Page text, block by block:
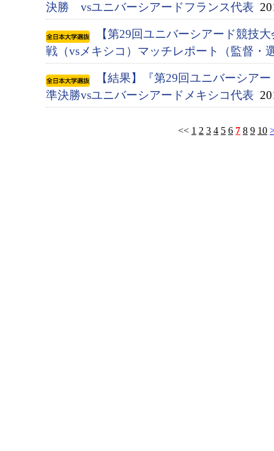
決勝 vsユニバーシアードフランス代表
【第29回ユニバーシアード競技
戦（vsメキシコ）マッチレポート（監督・
【結果】『第29回ユニバーシア
準決勝vsユニバーシアードメキシコ代表
<< 1 2 3 4 5 6 7 8 9 10